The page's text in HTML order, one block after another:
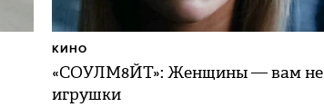
«СОУЛМ8ЙТ»: Женщины — вам не
игрушки
КИНО